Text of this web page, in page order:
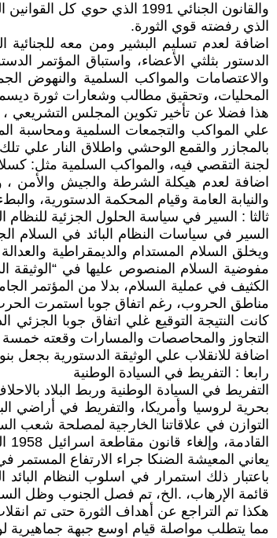
والقانون الجنائي 1991
الذي رفضته قوي الثورة.
اضافة لعدم تسليم البشير ومن معه
الدستور بثلثي الأعضاء، واستباق المؤتمر
والاعتصامات والمواكب السلمية والنهوض
المحليات، وتحقيق مطالب وشعارات ثورة
هذا فضلا عن تأخير تكوين المجلس التشريعي ،
علي المواكب والتجمعات السلمية ومحاسبة
بالمجازر والقمع الوحشي واطلاق النار علي
لجنة التقصي فيه، والمواكب السلمية مثل: كسلا وقريضة موكب 21 أكتوبر 2020 ، مواكب 19 ديسمبر ، و6
اضافة لعدم هيكلة الشرطة والجيش والأمن
والنيابة العامة وقيام المحكمة الدستورية،
ثالثا : السير في سياسة الحلول الجزئية للنظام
السير في سياسات النظام البائد في السلام
ويخلق السلام المستدام والديمقراطية
مفوضية السلام المنصوص عليها في “الوثيقة
الكثيف في عملية السلام، بدلا من المؤتمر
مناطق الحروب، رغم اتفاق جوبا استمرت
التجاوز والمحاصصات والمسارات وقعته خمسة
اضافة للانقلاب علي الوثيقة الدستورية بجعل
رابعا : التفريط في السيادة الوطنية
التفريط في السيادة الوطنية وربط البلاد
بحرية لروسيا وأمريكا، والتفريط في أراضي
التوازن في علاقاتنا الخارجية لمصلحة شعب
يعاني المعيشة الضنكا جراء الارتفاع
باعتبار ذلك استمرار في اسلوب النظام
قائمة الإرهاب، .الخ، تم فصل الجنوب وظل
هكذا تم التراجع عن أهداف الثورة حتى تم انقلاب ٢٥ أكتوبر ٢٠٢١ الذي اعاد التمكين للإسلاميين والأموال المستردة للفاسدين وقاد للحرب
مما يتطلب مواصلة قيام اوسع جبهة جماهيرية